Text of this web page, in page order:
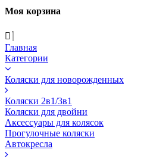
Моя корзина
Главная
Категории
Коляски для новорожденных
Коляски 2в1/3в1
Коляски для двойни
Аксессуары для колясок
Прогулочные коляски
Автокресла